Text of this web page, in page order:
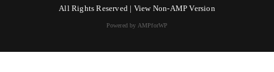
All Rights Reserved | View Non-AMP Version
Powered by AMPforWP